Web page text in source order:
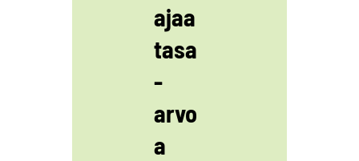
ajaa
tasa
-
arvo
a